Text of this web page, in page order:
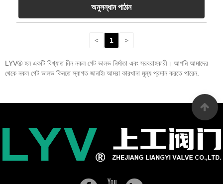
অনুসন্ধান পাঠান
< 1 >
LYV® হল একটি বিখ্যাত চীন নকল গেট ভালভ নির্মাতা এবং সরবরাহকারী। আপনি আমাদের
থেকে নকল গেট ভালভ কিনতে স্বাগত জানাই৷ আমরা কারখানা মূল্য প্রদান করতে পারেন.